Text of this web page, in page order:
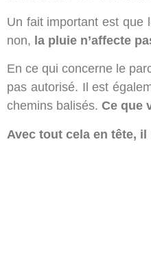
Un fait important est que
non, la pluie n’affecte
En ce qui concerne le
pas autorisé. Il est
chemins balisés. Ce que
Avec tout cela en tête,